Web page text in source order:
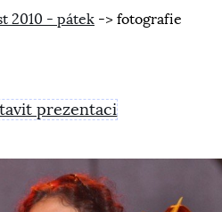
2010 - pátek -> fotografie
prezentaci